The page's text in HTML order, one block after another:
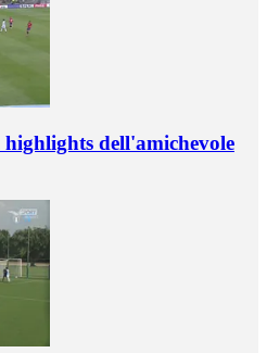
dell'amichevole